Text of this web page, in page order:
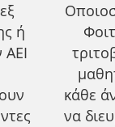
ή
κάθε
να